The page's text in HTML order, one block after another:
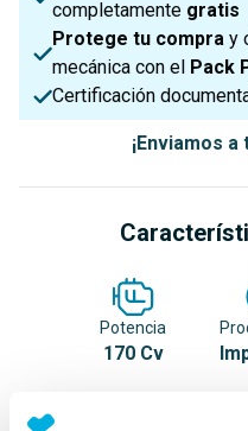
completamente gratis
Protege tu compra y
mecánica con el Pack
Certificación
¡Enviamos
Potencia
170 Cv